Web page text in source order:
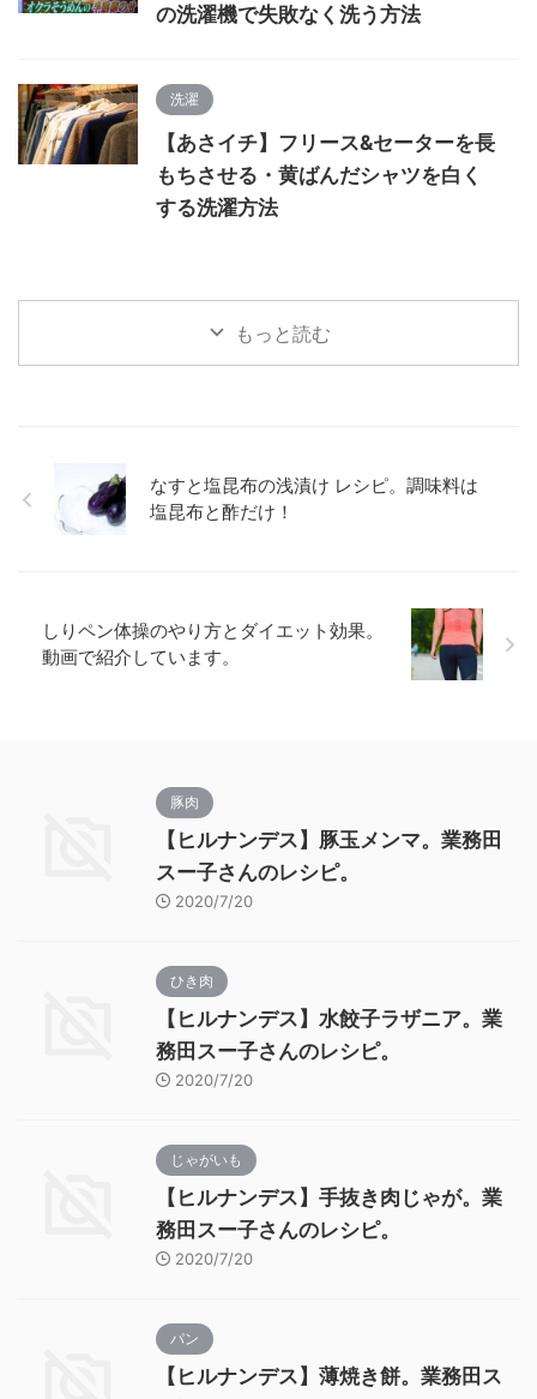
の洗濯機で失敗なく洗う方法
洗濯
【あさイチ】フリース&セーターを長
もちさせる・黄ばんだシャツを白く
する洗濯方法
もっと読む
なすと塩昆布の浅漬け レシピ。調味料は
塩昆布と酢だけ！
しりペン体操のやり方とダイエット効果。
動画で紹介しています。
豚肉
【ヒルナンデス】豚玉メンマ。業務田
スー子さんのレシピ。
2020/7/20
ひき肉
【ヒルナンデス】水餃子ラザニア。業
務田スー子さんのレシピ。
2020/7/20
じゃがいも
【ヒルナンデス】手抜き肉じゃが。業
務田スー子さんのレシピ。
2020/7/20
パン
【ヒルナンデス】薄焼き餅。業務田ス